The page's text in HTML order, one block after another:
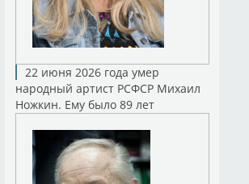
22 июня 2026 года умер
народный артист РСФСР Михаил
Ножкин. Ему было 89 лет